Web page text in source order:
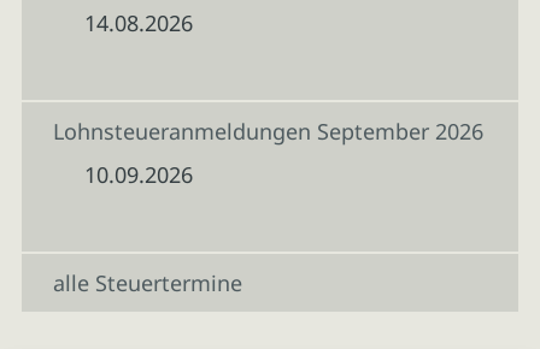
14.08.2026
Lohnsteueranmeldungen September 2026
10.09.2026
alle Steuertermine